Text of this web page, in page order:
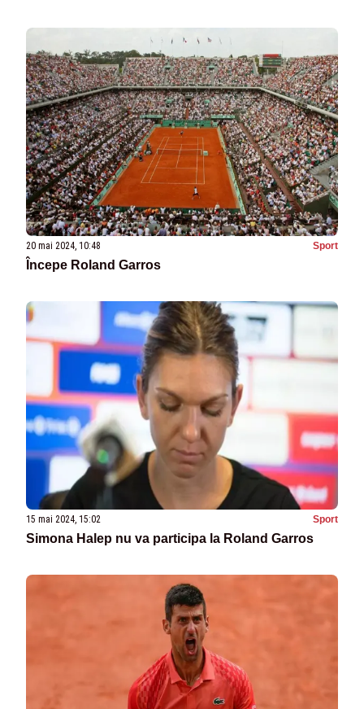
20 mai 2024, 10:48 Sport
Începe Roland Garros
15 mai 2024, 15:02 Sport
Simona Halep nu va participa la Roland Garros